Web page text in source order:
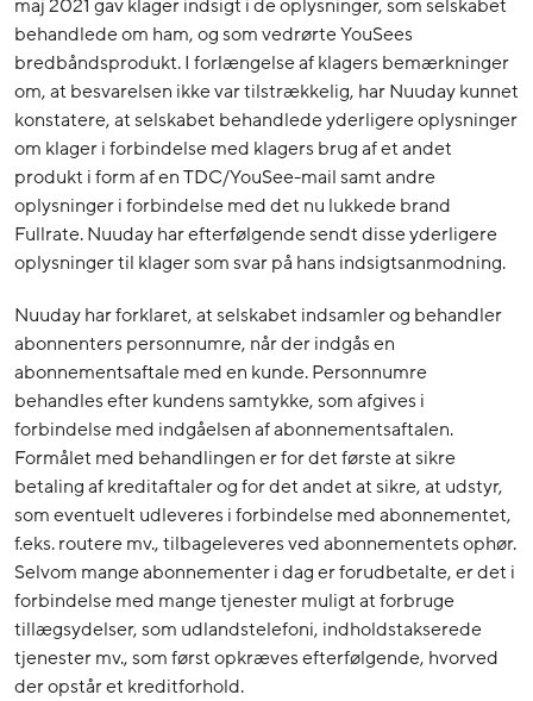
maj 2021 gav klager indsigt i de oplysninger, som selskabet
behandlede om ham, og som vedrørte YouSees
bredbåndsprodukt. I forlængelse af klagers bemærkninger
om, at besvarelsen ikke var tilstrækkelig, har Nuuday kunnet
konstatere, at selskabet behandlede yderligere oplysninger
om klager i forbindelse med klagers brug af et andet
produkt i form af en TDC/YouSee-mail samt andre
oplysninger i forbindelse med det nu lukkede brand
Fullrate. Nuuday har efterfølgende sendt disse yderligere
oplysninger til klager som svar på hans indsigtsanmodning.
Nuuday har forklaret, at selskabet indsamler og behandler
abonnenters personnumre, når der indgås en
abonnementsaftale med en kunde. Personnumre
behandles efter kundens samtykke, som afgives i
forbindelse med indgåelsen af abonnementsaftalen.
Formålet med behandlingen er for det første at sikre
betaling af kreditaftaler og for det andet at sikre, at udstyr,
som eventuelt udleveres i forbindelse med abonnementet,
f.eks. routere mv., tilbageleveres ved abonnementets ophør.
Selvom mange abonnementer i dag er forudbetalte, er det i
forbindelse med mange tjenester muligt at forbruge
tillægsydelser, som udlandstelefoni, indholdstakserede
tjenester mv., som først opkræves efterfølgende, hvorved
der opstår et kreditforhold.